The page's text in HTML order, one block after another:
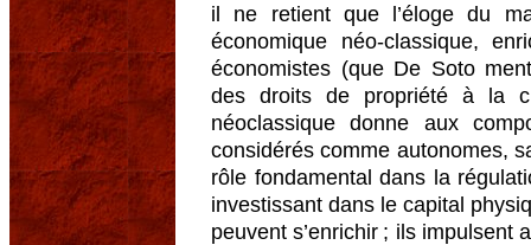
il ne retient que l’éloge du
économique néo-classique,
économistes (que De Soto
des droits de propriété à la
néoclassique donne aux
considérés comme autonomes,
rôle fondamental dans la
investissant dans le capital
peuvent s’enrichir ; ils impulsent